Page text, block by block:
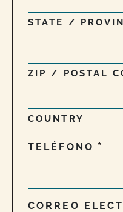
STATE /
ZIP / POSTAL
COUNTRY
TELÉFONO
CORREO